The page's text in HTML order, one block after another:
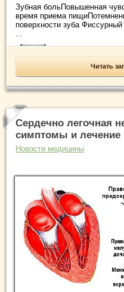
Зубная больПовышенная
время приема
поверхности зуба
...
Читать
Сердечно легочная
симптомы и лечение
Новости медицины